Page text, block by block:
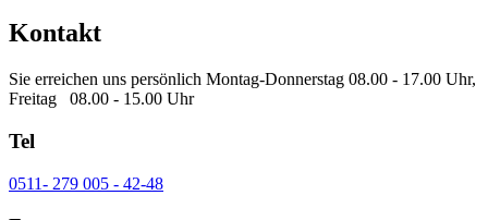
Kontakt
Sie erreichen uns persönlich Montag-Donnerstag 08.00 - 17.00 Uhr,
Freitag 08.00 - 15.00 Uhr
Tel
0511- 279 005 - 42-48